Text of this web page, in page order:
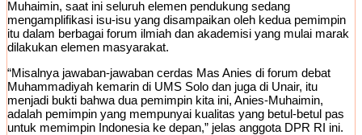
Muhaimin, saat ini seluruh elemen pendukung sedang
mengamplifikasi isu-isu yang disampaikan oleh kedua pemimpin
itu dalam berbagai forum ilmiah dan akademisi yang mulai marak
dilakukan elemen masyarakat.
“Misalnya jawaban-jawaban cerdas Mas Anies di forum debat
Muhammadiyah kemarin di UMS Solo dan juga di Unair, itu
menjadi bukti bahwa dua pemimpin kita ini, Anies-Muhaimin,
adalah pemimpin yang mempunyai kualitas yang betul-betul pas
untuk memimpin Indonesia ke depan,” jelas anggota DPR RI ini.